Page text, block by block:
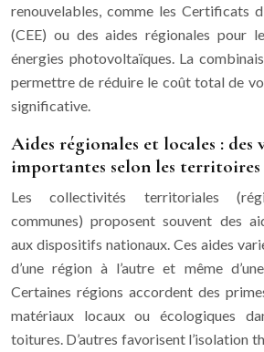
renouvelables, comme les Certificats
(CEE) ou des aides régionales pour
énergies photovoltaïques. La
permettre de réduire le coût total de
significative.
Aides régionales et locales : des
importantes selon les territoires
Les collectivités territoriales
communes) proposent souvent des
aux dispositifs nationaux. Ces aides
d’une région à l’autre et même
Certaines régions accordent des
matériaux locaux ou écologiques
toitures. D’autres favorisent l’isolation